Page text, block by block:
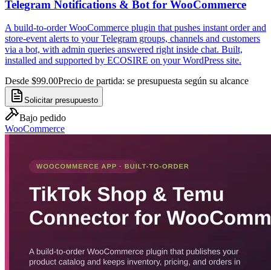
Telegram Notifications & Bot for WooCommerce
A build-to-order WooCommerce plugin that pushes instant order and
store-event alerts to your Telegram groups, channels and customers
via a bot, with admin queries answered right inside chat. Built,
installed and supported by ECOSIRE on your WordPress site.
Desde $99.00Precio de partida: se presupuesta según su alcance
Solicitar presupuesto
Bajo pedido
WooCommerce